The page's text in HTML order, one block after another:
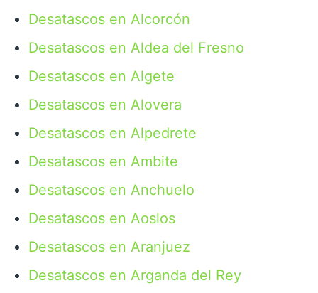
Desatascos en Alcorcón
Desatascos en Aldea del Fresno
Desatascos en Algete
Desatascos en Alovera
Desatascos en Alpedrete
Desatascos en Ambite
Desatascos en Anchuelo
Desatascos en Aoslos
Desatascos en Aranjuez
Desatascos en Arganda del Rey